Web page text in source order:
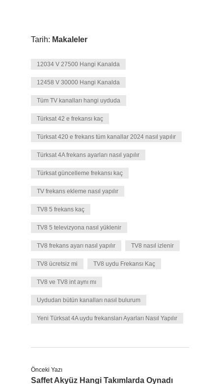
Tarih: Makaleler
12034 V 27500 Hangi Kanalda
12458 V 30000 Hangi Kanalda
Tüm TV kanalları hangi uyduda
Türksat 42 e frekansı kaç
Türksat 420 e frekans tüm kanallar 2024 nasıl yapılır
Türksat 4A frekans ayarları nasıl yapılır
Türksat güncelleme frekansı kaç
TV frekans ekleme nasıl yapılır
TV8 5 frekans kaç
TV8 5 televizyona nasıl yüklenir
TV8 frekans ayarı nasıl yapılır TV8 nasıl izlenir
TV8 ücretsiz mi TV8 uydu Frekansı Kaç
TV8 ve TV8 int aynı mı
Uydudan bütün kanalları nasıl bulurum
Yeni Türksat 4A uydu frekansları Ayarları Nasıl Yapılır
Önceki Yazı
Saffet Akyüz Hangi Takımlarda Oynadı